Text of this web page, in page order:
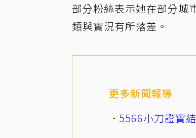
部分粉絲表示她在部分城
類與實況有所落差。
更多新聞報導
5566小刀證實